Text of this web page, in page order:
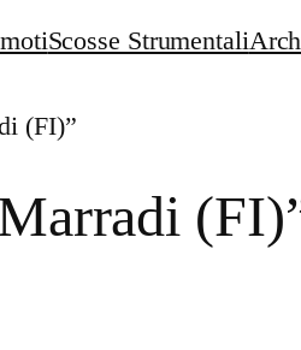
Scosse Strumentali
(FI)”